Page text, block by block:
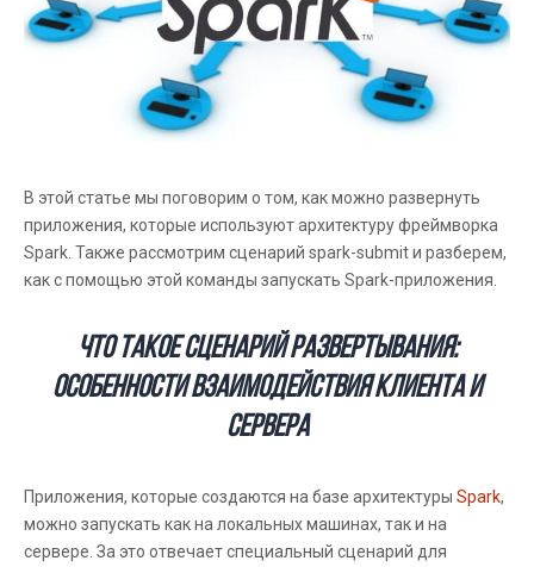
В этой статье мы поговорим о том, как можно развернуть
приложения, которые используют архитектуру фреймворка
Spark. Также рассмотрим сценарий spark-submit и разберем,
как с помощью этой команды запускать Spark-приложения.
Что такое сценарий развертывания:
особенности взаимодействия клиента и
сервера
Приложения, которые создаются на базе архитектуры Spark,
можно запускать как на локальных машинах, так и на
сервере. За это отвечает специальный сценарий для